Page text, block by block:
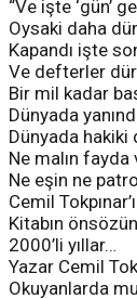
“Ve işte ‘gün’
Oysaki daha
Kapandı işte
Ve defterler
Bir mil kadar
Dünyada
Dünyada hakiki
Ne malın fayda
Ne eşin ne
Cemil
Kitabın
2000’li yıllar…
Yazar Cemil
Okuyanlarda